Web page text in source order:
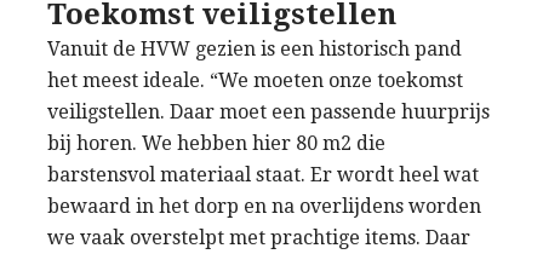
Toekomst veiligstellen
Vanuit de HVW gezien is een historisch pand
het meest ideale. “We moeten onze toekomst
veiligstellen. Daar moet een passende huurprijs
bij horen. We hebben hier 80 m2 die
barstensvol materiaal staat. Er wordt heel wat
bewaard in het dorp en na overlijdens worden
we vaak overstelpt met prachtige items. Daar